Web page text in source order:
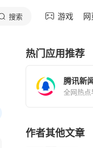
搜索 游戏
热门应用推荐
腾讯新
全网热点
作者其他文章